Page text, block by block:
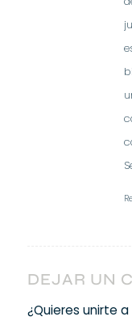
DEJAR UN
¿Quieres unirte